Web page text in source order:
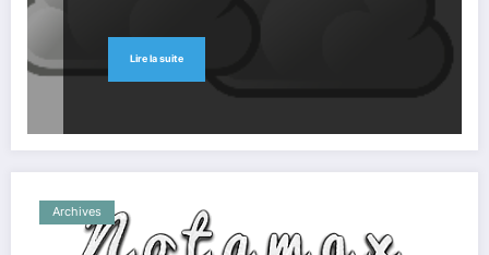
Lire la suite
Archives